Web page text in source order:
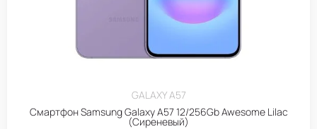
GALAXY A57
Смартфон Samsung Galaxy A57 12/256Gb Awesome Lilac
(Сиреневый)